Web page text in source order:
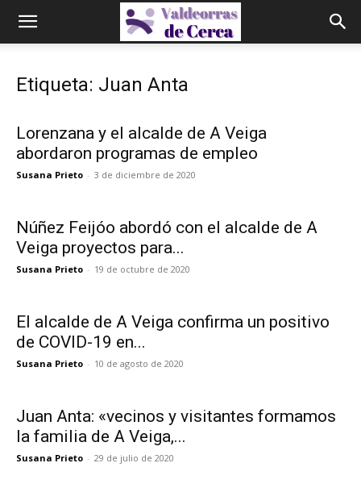
Etiqueta: Juan Anta
Lorenzana y el alcalde de A Veiga
abordaron programas de empleo
Susana Prieto - 3 de diciembre de 2020
Núñez Feijóo abordó con el alcalde de A
Veiga proyectos para...
Susana Prieto - 19 de octubre de 2020
El alcalde de A Veiga confirma un positivo
de COVID-19 en...
Susana Prieto - 10 de agosto de 2020
Juan Anta: «vecinos y visitantes formamos
la familia de A Veiga,...
Susana Prieto - 29 de julio de 2020